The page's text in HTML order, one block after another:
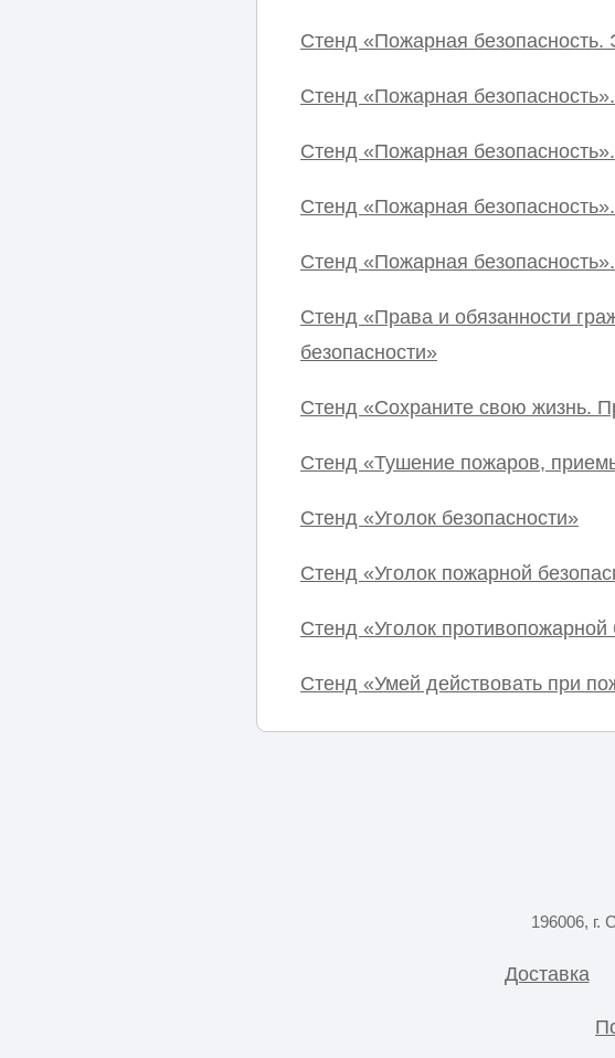
Стенд «Пожарная
Стенд «Пожарная
Стенд «Пожарная
Стенд «Пожарная
Стенд «Пожарная
Стенд «Права и обязанности
безопасности»
Стенд «Сохраните свою жизнь.
Стенд «Тушение пожаров,
Стенд «Уголок безопасности»
Стенд «Уголок пожарной
Стенд «Уголок противопожарной
Стенд «Умей действовать при
196006, г.
Доставка